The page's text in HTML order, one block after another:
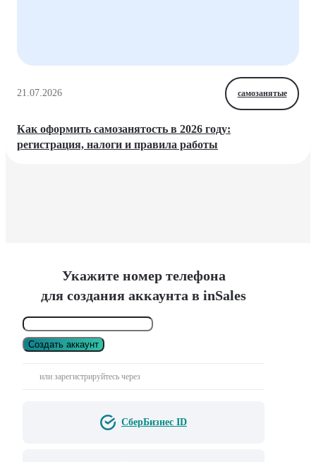
21.07.2026 самозанятые
Как оформить самозанятость в 2026 году:
регистрация, налоги и правила работы
Укажите номер телефона
для создания аккаунта в inSales
Создать аккаунт
или зарегистрируйтесь через
СберБизнес ID